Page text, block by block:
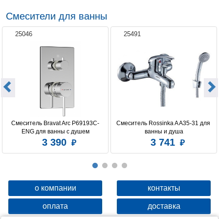
Смесители для ванны
25046
Смеситель Bravat Arc P69193C-
ENG для ванны с душем
3 390
25491
Смеситель Rossinka A A35-31 для
ванны и душа
3 741
о компании контакты
оплата доставка